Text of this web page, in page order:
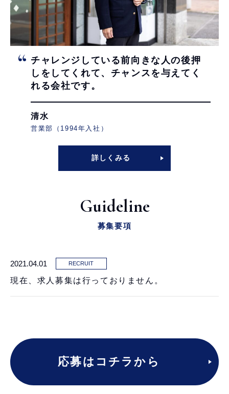
チャレンジしている前向きな人の後押
しをしてくれて、 チャンスを与えてく
れる会社です。
清水
営業部（1994年入社）
詳しくみる
Guideline
募集要項
2021.04.01 RECRUIT
現在、求人募集は行っておりません。
応募はコチラから